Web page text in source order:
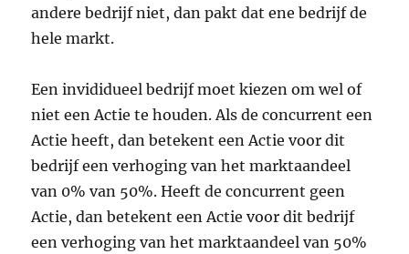
andere bedrijf niet, dan pakt dat ene bedrijf de
hele markt.
Een invididueel bedrijf moet kiezen om wel of
niet een Actie te houden. Als de concurrent een
Actie heeft, dan betekent een Actie voor dit
bedrijf een verhoging van het marktaandeel
van 0% van 50%. Heeft de concurrent geen
Actie, dan betekent een Actie voor dit bedrijf
een verhoging van het marktaandeel van 50%